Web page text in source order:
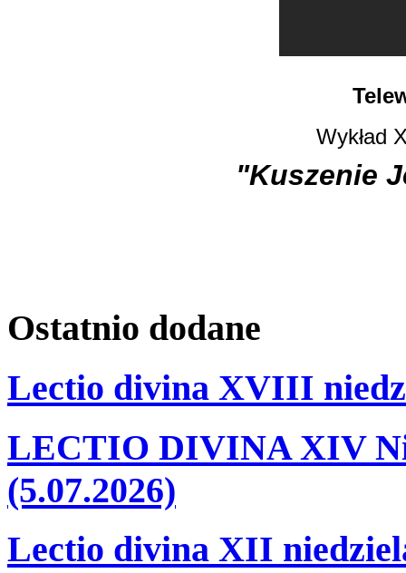
Wykład
"Kuszenie
Ostatnio dodane
Lectio divina XVIII
LECTIO DIVINA XIV
(5.07.2026)
Lectio divina XII